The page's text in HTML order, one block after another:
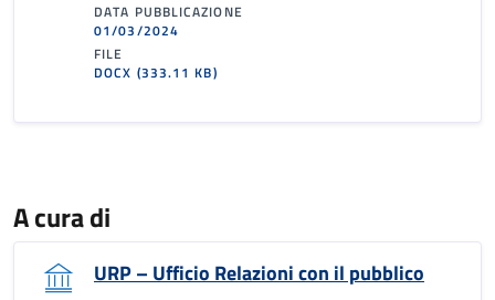
DATA PUBBLICAZIONE
01/03/2024
FILE
DOCX (333.11 KB)
A cura di
URP – Ufficio Relazioni con il pubblico